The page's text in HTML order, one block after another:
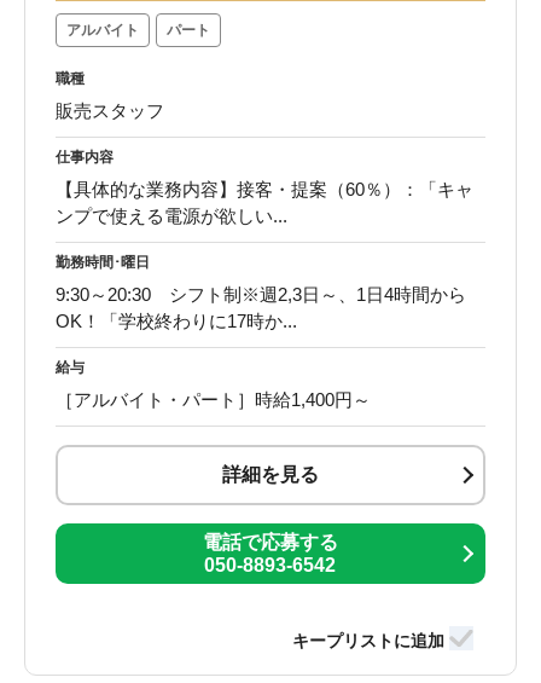
アルバイト パート
職種
販売スタッフ
仕事内容
【具体的な業務内容】接客・提案（60％）：「キャ
ンプで使える電源が欲しい...
勤務時間･曜日
9:30～20:30 シフト制※週2,3日～、1日4時間から
OK！「学校終わりに17時か...
給与
［アルバイト・パート］時給1,400円～
詳細を見る
電話で応募する
050-8893-6542